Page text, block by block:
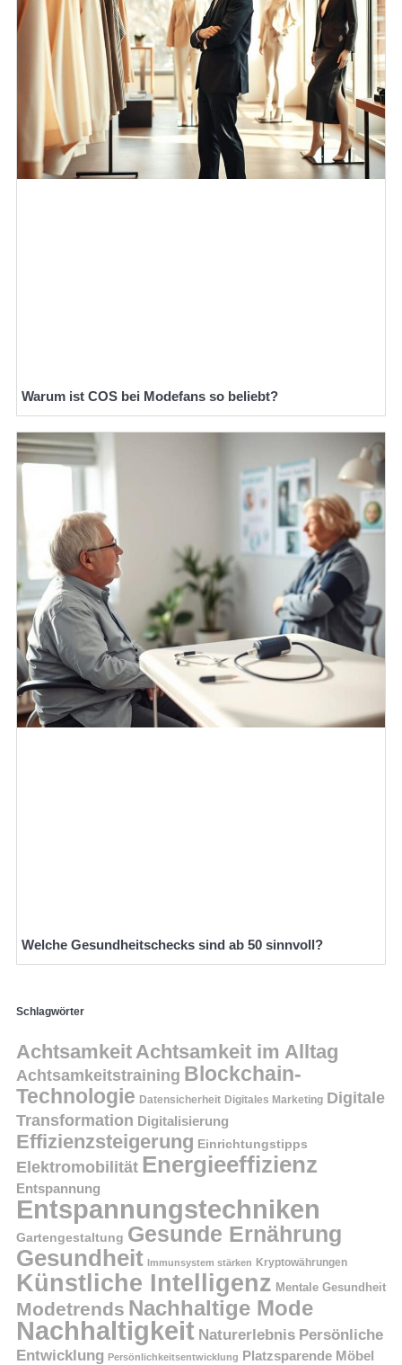
Warum ist COS bei Modefans so beliebt?
Welche Gesundheitschecks sind ab 50 sinnvoll?
Schlagwörter
Achtsamkeit Achtsamkeit im Alltag
Achtsamkeitstraining Blockchain-
Technologie Datensicherheit Digitales Marketing Digitale
Transformation Digitalisierung
Effizienzsteigerung Einrichtungstipps
Elektromobilität Energieeffizienz
Entspannung
Entspannungstechniken
Gartengestaltung Gesunde Ernährung
Gesundheit Immunsystem stärken Kryptowährungen
Künstliche Intelligenz Mentale Gesundheit
Modetrends Nachhaltige Mode
Nachhaltigkeit Naturerlebnis Persönliche
Entwicklung Persönlichkeitsentwicklung Platzsparende Möbel